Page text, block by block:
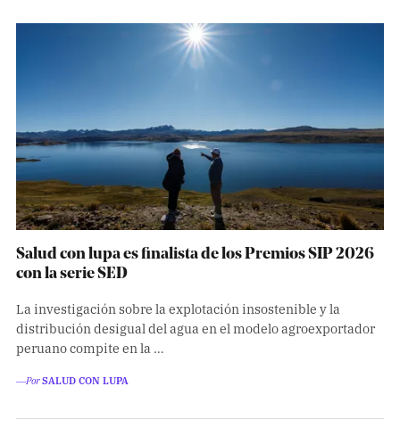
Salud con lupa es finalista de los Premios SIP 2026
con la serie SED
La investigación sobre la explotación insostenible y la
distribución desigual del agua en el modelo agroexportador
peruano compite en la …
―PorSALUD CON LUPA